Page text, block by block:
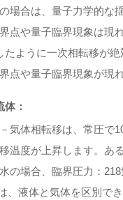
場合は、量子力学的な
点や量子臨界現象は現
たように一次相転移が
点や量子臨界現象が現れ
体：
気体相転移は、常圧で
温度が上昇します。あ
の場合、臨界圧力：
、液体と気体を区別で